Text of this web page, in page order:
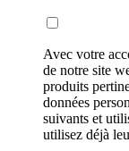
Avec votre
de notre site
produits
données
suivants et
utilisez déjà